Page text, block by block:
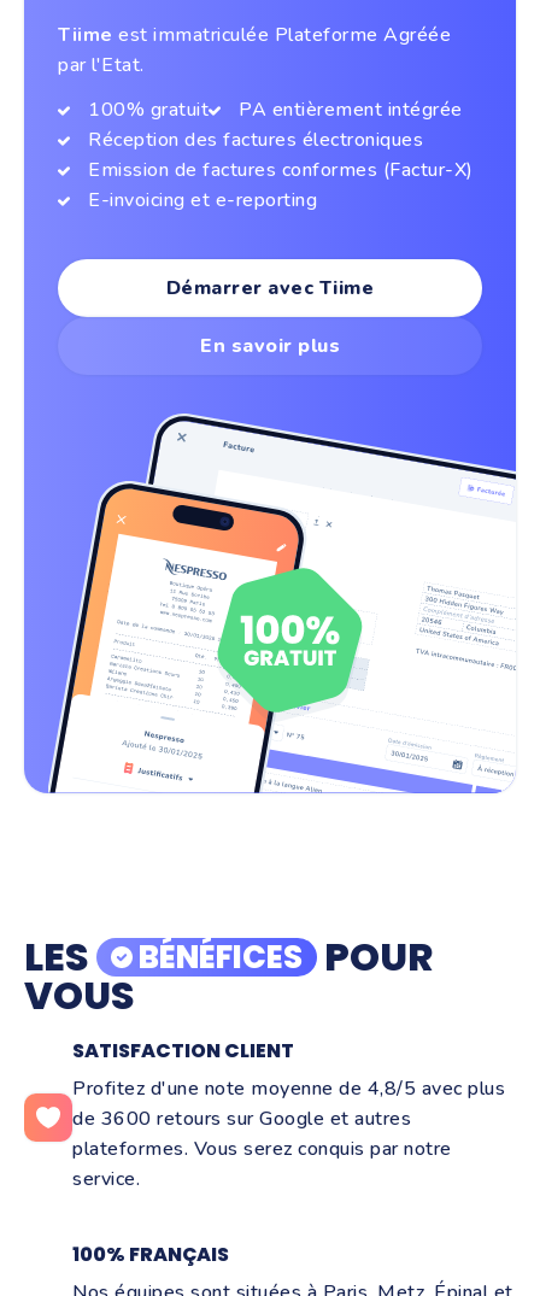
Tiime est immatriculée Plateforme Agréée
par l'Etat.
100% gratuit
PA entièrement intégrée
Réception des factures électroniques
Emission de factures conformes (Factur-X)
E-invoicing et e-reporting
Démarrer avec Tiime
En savoir plus
LES BÉNÉFICES POUR
VOUS
SATISFACTION CLIENT
Profitez d'une note moyenne de 4,8/5 avec plus
de 3600 retours sur Google et autres
plateformes. Vous serez conquis par notre
service.
100% FRANÇAIS